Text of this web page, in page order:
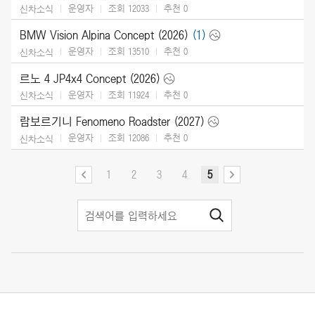
신차소식 운영자 조회 12033 추천 0
BMW Vision Alpina Concept (2026) (1)
신차소식 운영자 조회 13510 추천 0
르노 4 JP4x4 Concept (2026)
신차소식 운영자 조회 11924 추천 0
람보르기니 Fenomeno Roadster (2027)
신차소식 운영자 조회 12086 추천 0
1 2 3 4 5